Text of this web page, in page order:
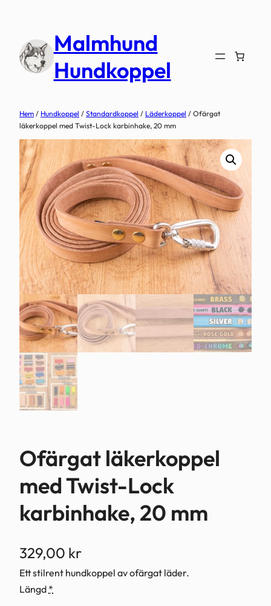
innehåll
Malmhund
Hundkoppel
Hem / Hundkoppel / Standardkoppel / Läderkoppel / Ofärgat
läkerkoppel med Twist-Lock karbinhake, 20 mm
Ofärgat läkerkoppel
med Twist-Lock
karbinhake, 20 mm
329,00 kr
Ett stilrent hundkoppel av ofärgat läder.
Längd *